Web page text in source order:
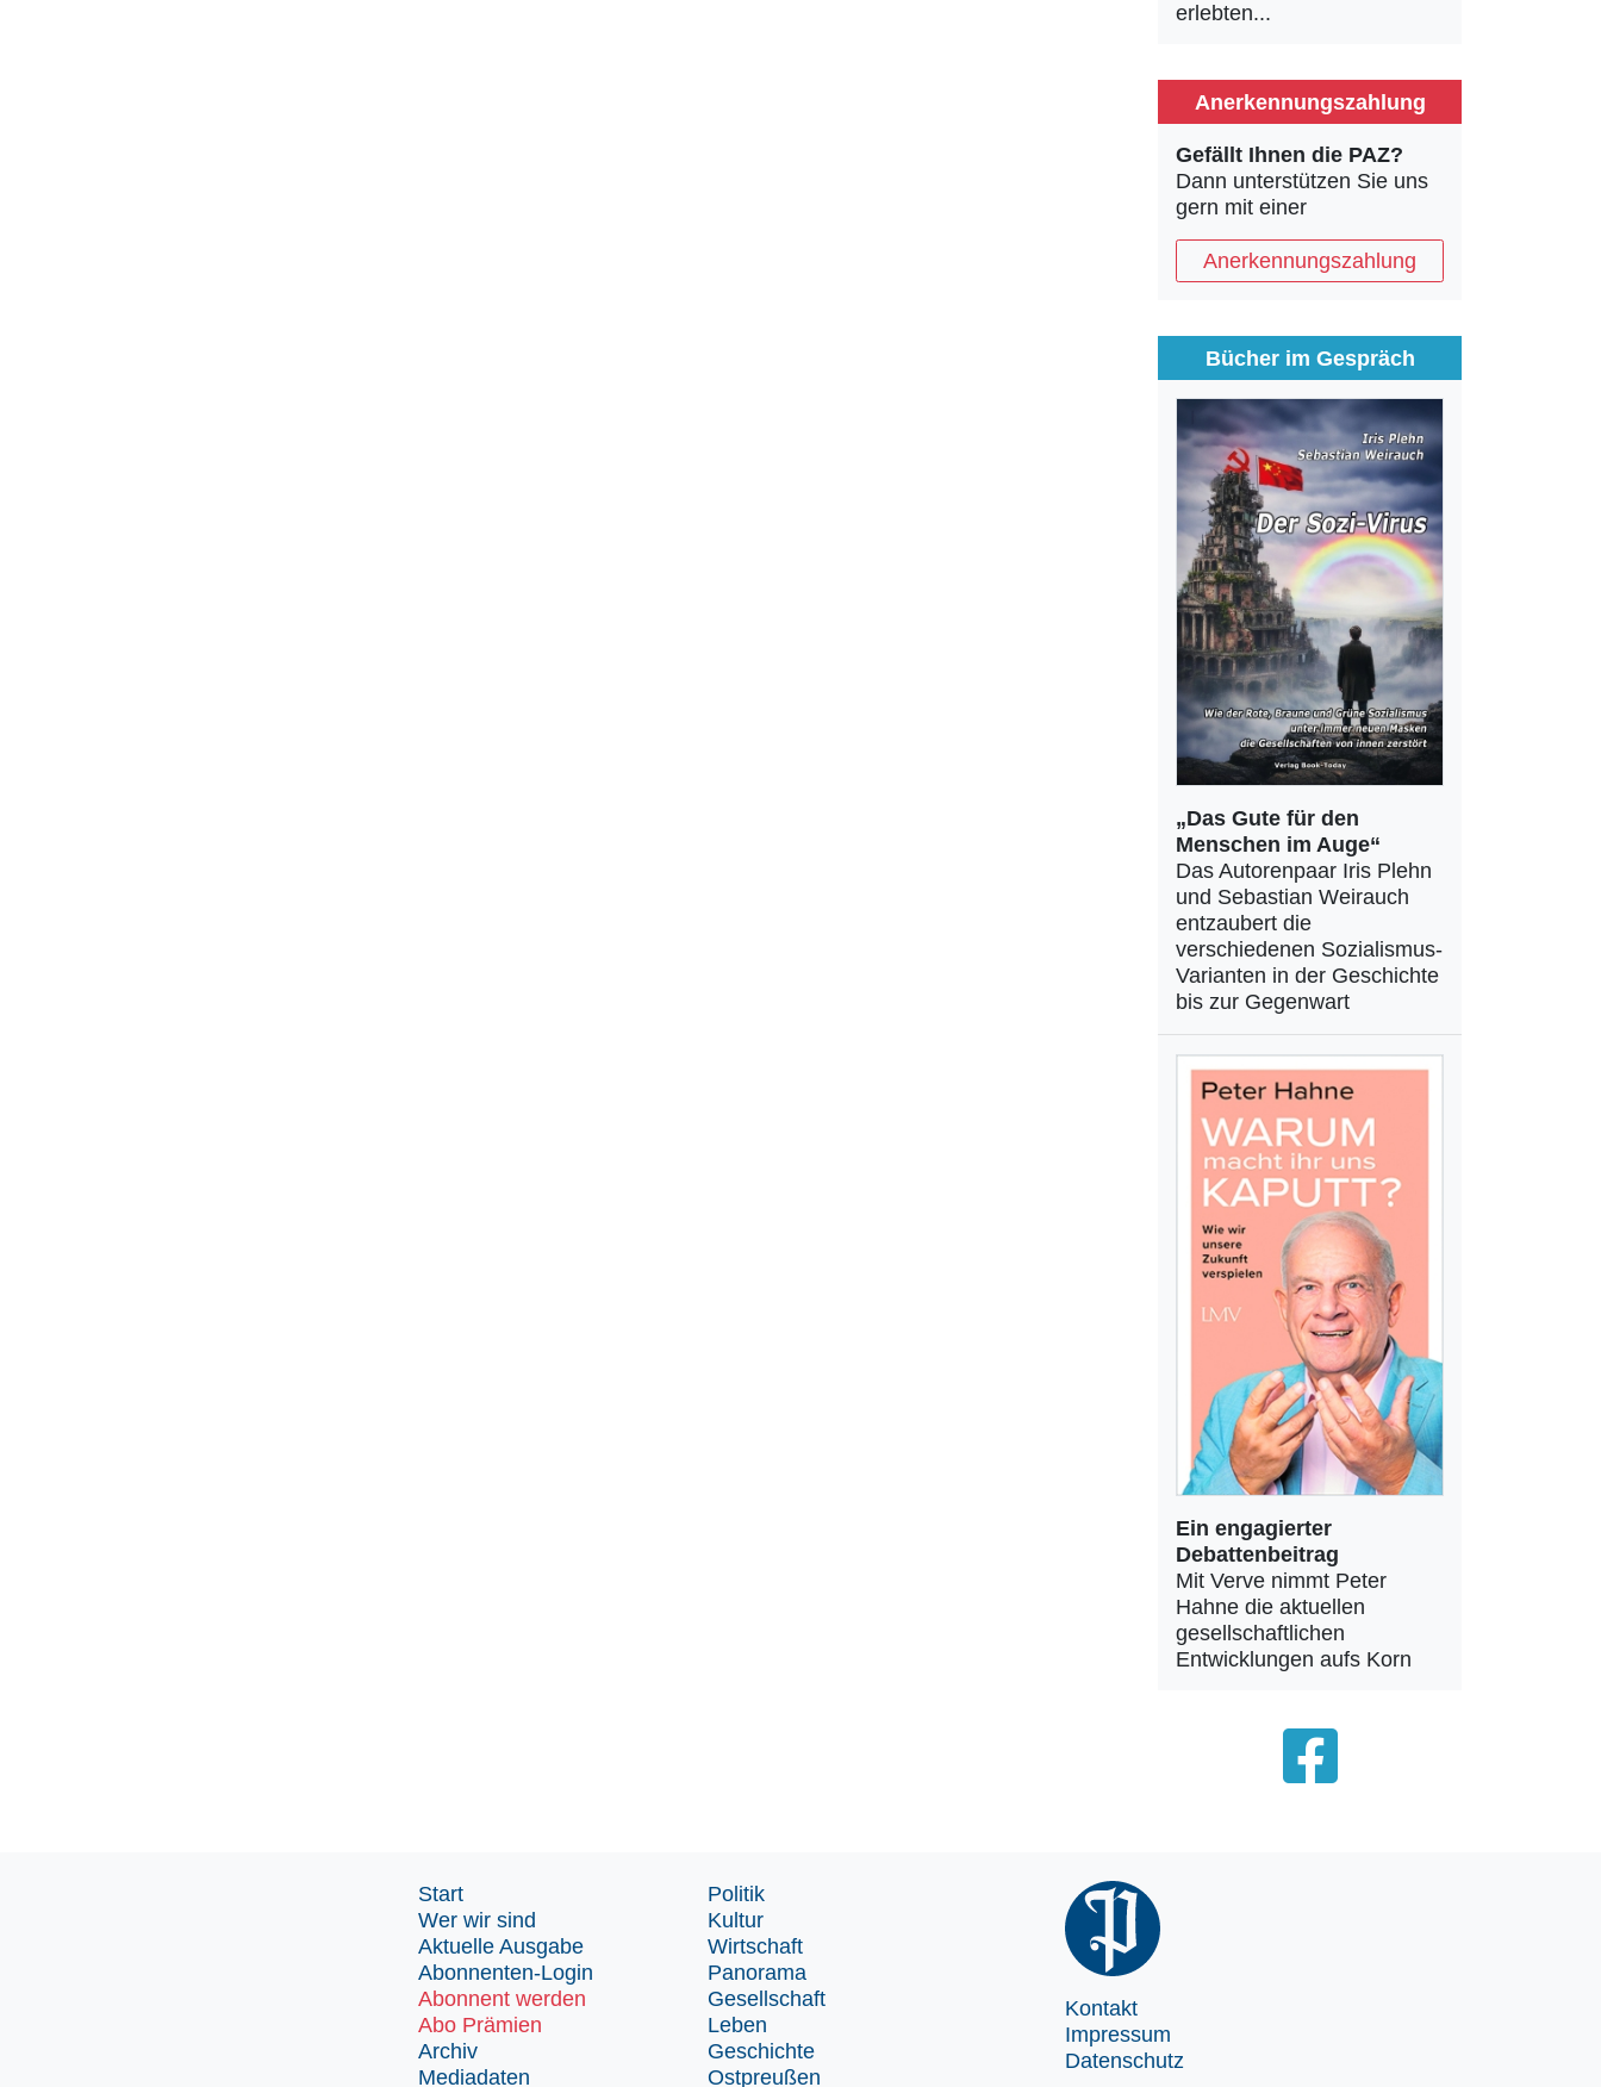
erlebten...
Anerkennungszahlung
Gefällt Ihnen die PAZ?
Dann unterstützen Sie uns
gern mit einer
Anerkennungszahlung
Bücher im Gespräch
„Das Gute für den
Menschen im Auge“
Das Autorenpaar Iris Plehn
und Sebastian Weirauch
entzaubert die
verschiedenen Sozialismus-
Varianten in der Geschichte
bis zur Gegenwart
Ein engagierter
Debattenbeitrag
Mit Verve nimmt Peter
Hahne die aktuellen
gesellschaftlichen
Entwicklungen aufs Korn
Start
Wer wir sind
Aktuelle Ausgabe
Abonnenten-Login
Abonnent werden
Abo Prämien
Archiv
Mediadaten
Politik
Kultur
Wirtschaft
Panorama
Gesellschaft
Leben
Geschichte
Ostpreußen
Kontakt
Impressum
Datenschutz